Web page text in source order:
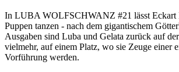
In LUBA WOLFSCHWANZ #21 lässt Eckart
Puppen tanzen - nach dem gigantischem
Ausgaben sind Luba und Gelata zurück auf
vielmehr, auf einem Platz, wo sie Zeuge einer
Vorführung werden.